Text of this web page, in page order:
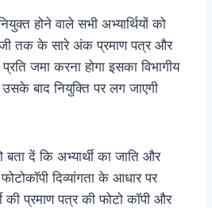
होने वाले सभी अभ्यार्थियों को
तक के सारे अंक प्रमाण पत्र और
जमा करना होगा इसका विभागीय
बाद नियुक्ति पर लग जाएगी
बता दें कि अभ्यार्थी का जाति और
दिव्यांगता के आधार पर
प्रमाण पत्र की फोटो कॉपी और